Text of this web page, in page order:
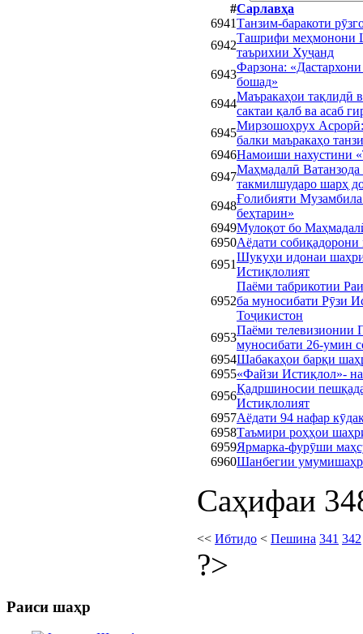
#Сарлавҳа
6941Танзим-баракоти
6942
Ташрифи меҳмонони
таърихии Хуҷанд
6943
Фарзона:
бошад»
6944
Маъракаҳои тақлидӣ
сактаи қалб ва асаб
6945
Мирзошоҳрух
балки маъракаҳо
6946Намоиши нахустини
6947
Маҳмадалӣ
такмилшударо шарҳ
6948
Ғолибияти
беҳтарин»
6949Мулоқот бо
6950Аёдати собиқадорони
6951
Шукуҳи идонаи
Истиқлолият
6952
Паёми табрикотии
ба муносибати Рӯзи
Тоҷикистон
6953
Паёми телевизионии
муносибати 26-умин
6954Шабакаҳои барқи
6955«Файзи Истиқлол»-
6956
Қадршиносии
Истиқлолият
6957Аёдати 94 нафар
6958Таъмири роҳҳои
6959Ярмарка-фурӯши
6960Шанбегии
Саҳифаи
<< Ибтидо < Пешина 341 342
?>
Раиси шаҳр